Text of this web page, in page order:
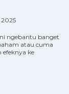
2025
ngebantu banget
atau cuma
ke